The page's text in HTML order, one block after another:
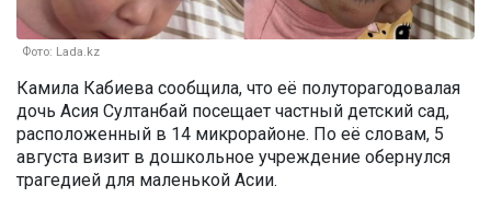
Фото: Lada.kz
Камила Кабиева сообщила, что её полуторагодовалая
дочь Асия Султанбай посещает частный детский сад,
расположенный в 14 микрорайоне. По её словам, 5
августа визит в дошкольное учреждение обернулся
трагедией для маленькой Асии.